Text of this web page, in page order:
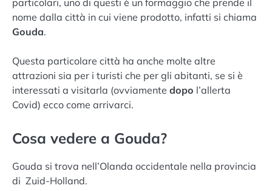
particolari, uno di questi è un formaggio che prende il
nome dalla città in cui viene prodotto, infatti si chiama
Gouda.
Questa particolare città ha anche molte altre
attrazioni sia per i turisti che per gli abitanti, se si è
interessati a visitarla (ovviamente dopo l’allerta
Covid) ecco come arrivarci.
Cosa vedere a Gouda?
Gouda si trova nell’Olanda occidentale nella provincia
di Zuid-Holland.